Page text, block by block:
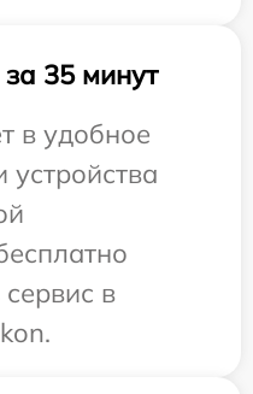
35 минут
в удобное
в